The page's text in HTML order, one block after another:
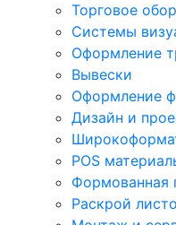
Торговое
Системы
Оформление
Вывески
Оформление
Дизайн и
POS
Формованная
Раскрой